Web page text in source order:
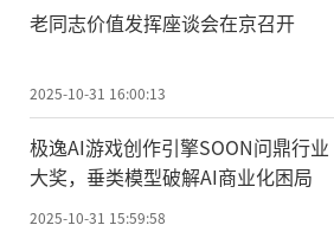
老同志价值发挥座谈会在京召开
2025-10-31 16:00:13
极逸AI游戏创作引擎SOON问鼎行业
大奖，垂类模型破解AI商业化困局
2025-10-31 15:59:58